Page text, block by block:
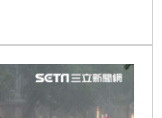
。隨後雨勢升級，
雨，持續時間至18
局部大雨發生的機
防坍方、落石及溪